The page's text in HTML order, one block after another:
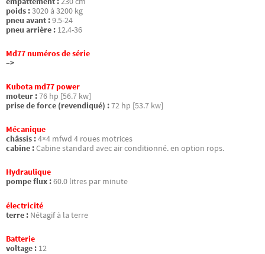
poids :3020 à 3200 kg
pneu avant :9.5-24
pneu arrière : 12.4-36
Md77 numéros de série
–>
Kubota md77 power
moteur :76 hp [56.7 kw]
prise de force (revendiqué) :72 hp [53.7 kw]
Mécanique
châssis :4×4 mfwd 4 roues motrices
cabine :Cabine standard avec air conditionné. en option rops.
Hydraulique
pompe flux :60.0 litres par minute
électricité
terre : Nétagif à la terre
Batterie
voltage : 12